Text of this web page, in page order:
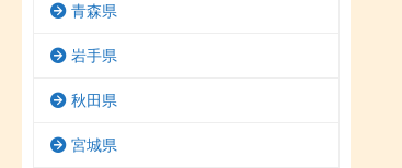
青森県
岩手県
秋田県
宮城県